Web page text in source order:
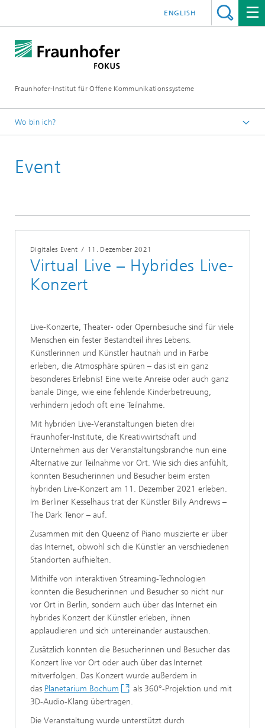
Fraunhofer-Institut für Offene Kommunikationssysteme
ENGLISH
Wo bin ich?
Future Applications and Media
Event
Digitales Event / 11. Dezember 2021
Virtual Live – Hybrides Live-
Konzert
Live-Konzerte, Theater- oder Opernbesuche sind für viele
Menschen ein fester Bestandteil ihres Lebens.
Künstlerinnen und Künstler hautnah und in Farbe
erleben, die Atmosphäre spüren – das ist ein ganz
besonderes Erlebnis! Eine weite Anreise oder auch ganz
banale Dinge, wie eine fehlende Kinderbetreuung,
verhindern jedoch oft eine Teilnahme.
Mit hybriden Live-Veranstaltungen bieten drei
Fraunhofer-Institute, die Kreativwirtschaft und
Unternehmen aus der Veranstaltungsbranche nun eine
Alternative zur Teilnahme vor Ort. Wie sich dies anfühlt,
konnten Besucherinnen und Besucher beim ersten
hybriden Live-Konzert am 11. Dezember 2021 erleben.
Im Berliner Kesselhaus trat der Künstler Billy Andrews –
The Dark Tenor – auf.
Zusammen mit den Queenz of Piano musizierte er über
das Internet, obwohl sich die Künstler an verschiedenen
Standorten aufhielten.
Mithilfe von interaktiven Streaming-Technologien
konnten die Besucherinnen und Besucher so nicht nur
vor Ort in Berlin, sondern auch über das Internet ein
hybrides Konzert der Künstler erleben, ihnen
applaudieren und sich untereinander austauschen.
Zusätzlich konnten die Besucherinnen und Besucher das
Konzert live vor Ort oder auch über das Internet
mitverfolgen. Das Konzert wurde außerdem in
das Planetarium Bochum
als 360°-Projektion und mit
3D-Audio-Klang übertragen.
Die Veranstaltung wurde unterstützt durch